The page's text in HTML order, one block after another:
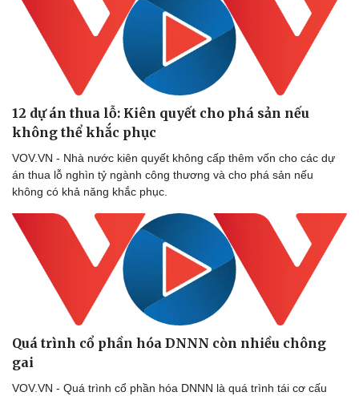
Sức khỏe
Cây thuốc
Sản phụ khoa
Nhi khoa
Nam khoa
Làm đẹp - giảm cân
Phòng mạch online
Ăn sạch sống khỏe
Blog
Tình yêu - Gia đình
12 dự án thua lỗ: Kiên quyết cho phá sản nếu
không thể khắc phục
VOV.VN - Nhà nước kiên quyết không cấp thêm vốn cho các dự
án thua lỗ nghìn tỷ ngành công thương và cho phá sản nếu
không có khả năng khắc phục.
Quá trình cổ phần hóa DNNN còn nhiều chông
gai
VOV.VN - Quá trình cổ phần hóa DNNN là quá trình tái cơ cấu